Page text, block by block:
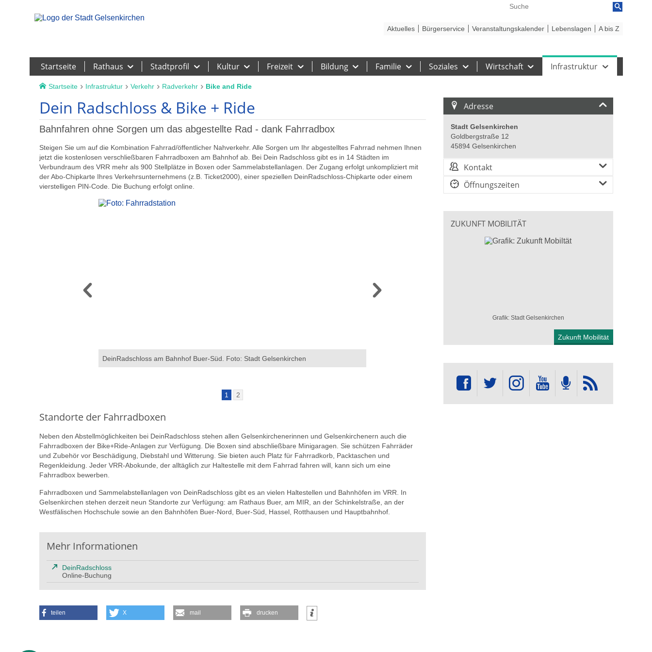
Startseite Rathaus Stadtprofil Kultur Freizeit Bildung Familie Soziales Wirtschaft Infrastruktur
Aktuelles Bürgerservice Veranstaltungskalender Lebenslagen A bis Z
Startseite Infrastruktur Verkehr Radverkehr Bike and Ride
Dein Radschloss & Bike + Ride
Bahnfahren ohne Sorgen um das abgestellte Rad - dank Fahrradbox
Steigen Sie um auf die Kombination Fahrrad/öffentlicher Nahverkehr. Alle Sorgen um Ihr abgestelltes Fahrrad nehmen Ihnen
jetzt die kostenlosen verschließbaren Fahrradboxen am Bahnhof ab. Bei Dein Radschloss gibt es in 14 Städten im
Verbundraum des VRR mehr als 900 Stellplätze in Boxen oder Sammelabstellanlagen. Der Zugang erfolgt unkompliziert mit
der Abo-Chipkarte Ihres Verkehrsunternehmens (z.B. Ticket2000), einer speziellen DeinRadschloss-Chipkarte oder einem
vierstelligen PIN-Code. Die Buchung erfolgt online.
DeinRadschloss am Bahnhof Buer-Süd. Foto: Stadt Gelsenkirchen
1 2
Standorte der Fahrradboxen
Neben den Abstellmöglichkeiten bei DeinRadschloss stehen allen Gelsenkirchenerinnen und Gelsenkirchenern auch die
Fahrradboxen der Bike+Ride-Anlagen zur Verfügung. Die Boxen sind abschließbare Minigaragen. Sie schützen Fahrräder
und Zubehör vor Beschädigung, Diebstahl und Witterung. Sie bieten auch Platz für Fahrradkorb, Packtaschen und
Regenkleidung. Jeder VRR-Abokunde, der alltäglich zur Haltestelle mit dem Fahrrad fahren will, kann sich um eine
Fahrradbox bewerben.
Fahrradboxen und Sammelabstellanlagen von DeinRadschloss gibt es an vielen Haltestellen und Bahnhöfen im VRR. In
Gelsenkirchen stehen derzeit neun Standorte zur Verfügung: am Rathaus Buer, am MIR, an der Schinkelstraße, an der
Westfälischen Hochschule sowie an den Bahnhöfen Buer-Nord, Buer-Süd, Hassel, Rotthausen und Hauptbahnhof.
Mehr Informationen
DeinRadschloss
Online-Buchung
teilen X mail drucken
Adresse
Stadt Gelsenkirchen
Goldbergstraße 12
45894 Gelsenkirchen
Kontakt
Öffnungszeiten
ZUKUNFT MOBILITÄT
Grafik: Stadt Gelsenkirchen
Zukunft Mobilität